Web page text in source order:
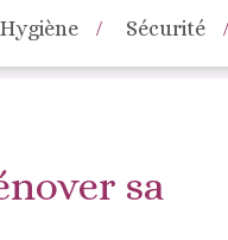
Hygiène Sécurité
sa